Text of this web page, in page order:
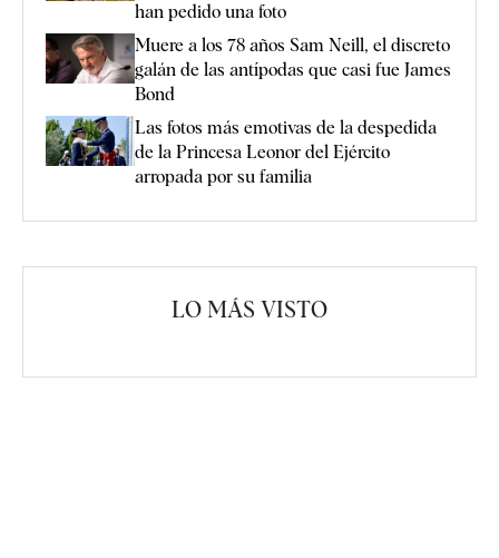
han pedido una foto
Muere a los 78 años Sam Neill, el discreto
galán de las antípodas que casi fue James
Bond
Las fotos más emotivas de la despedida
de la Princesa Leonor del Ejército
arropada por su familia
LO MÁS VISTO